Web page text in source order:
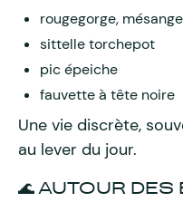
rougegorge,
sittelle torchepot
pic épeiche
fauvette à tête noire
Une vie discrète,
au lever du jour.
🌊 AUTOUR DES